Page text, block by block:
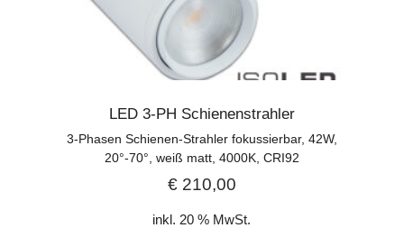
LED 3-PH Schienenstrahler
3-Phasen Schienen-Strahler fokussierbar, 42W,
20°-70°, weiß matt, 4000K, CRI92
€210,00
inkl. 20 % MwSt.